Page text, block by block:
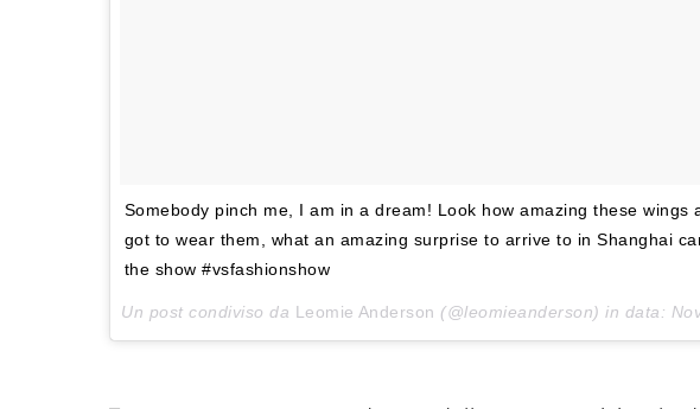
Somebody pinch me, I am in a dream! Look how amazing these wings
got to wear them, what an amazing surprise to arrive to in Shanghai
the show #vsfashionshow
Un post condiviso da Leomie Anderson (@leomieanderson) in data: